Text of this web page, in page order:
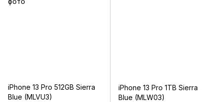
iPhone 13 Pro 512GB Sierra
Blue (MLVU3)
iPhone 13 Pro 1TB Sierra
Blue (MLW03)